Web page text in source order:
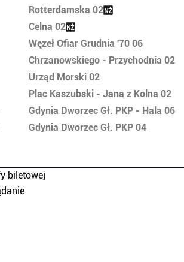
Rotterdamska 02
Celna 02
Węzeł Ofiar Grudnia '70 06
Chrzanowskiego - Przychodnia 02
Urząd Morski 02
Plac Kaszubski - Jana z Kolna 02
Gdynia Dworzec Gł. PKP - Hala 06
Gdynia Dworzec Gł. PKP 04
biletowej